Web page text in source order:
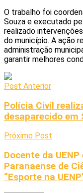
O trabalho foi
Souza e executado
realizado
do município. A ação
administração
garantir melhores
Post Anterior
Polícia Civil
desaparecido
Próximo Post
Docente da
Paranaense de
“Esporte na